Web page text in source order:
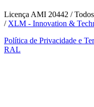
Licença AMI 20442 /
/ XLM - Innovation &
Política de Privacidade e
RAL